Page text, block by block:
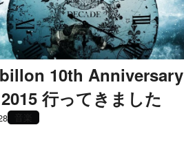
10th Anniversary
行ってきました
音楽